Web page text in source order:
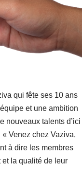
qui fête ses 10 ans
et une ambition
nouveaux talents d’ici
Venez chez Vaziva,
à dire les membres
et la qualité de leur